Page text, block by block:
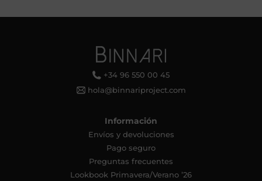
+34 96 550 00 45
hola@binnariproject.com
Información
Envíos y devoluciones
Pago seguro
Preguntas frecuentes
Lookbook Primavera/Verano ’26